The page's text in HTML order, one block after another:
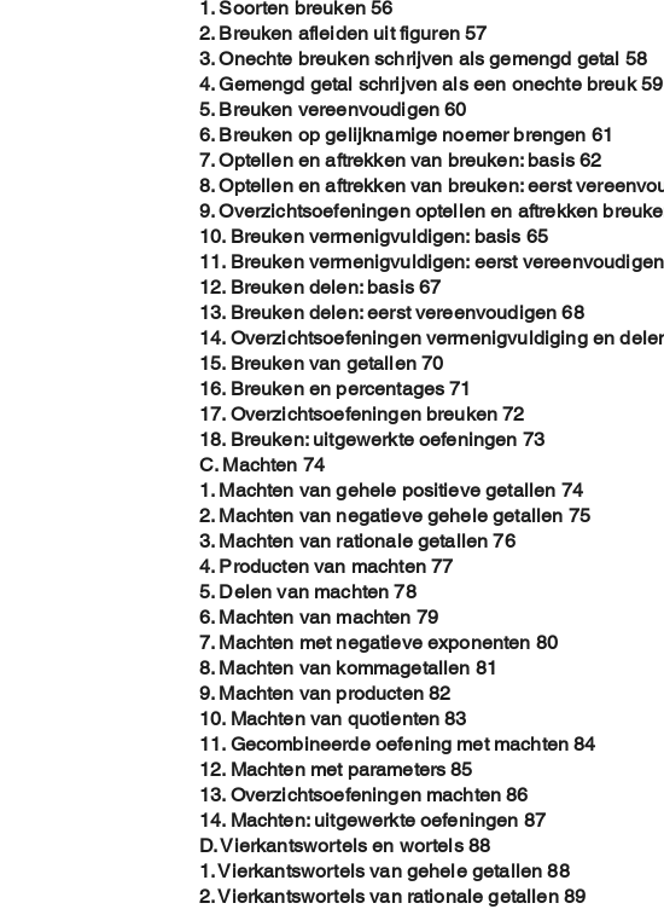
1. Soorten breuken 56
2. Breuken afleiden uit figuren 57
3. Onechte breuken schrijven als gemengd getal 58
4. Gemengd getal schrijven als een onechte breuk 59
5. Breuken vereenvoudigen 60
6. Breuken op gelijknamige noemer brengen 61
7. Optellen en aftrekken van breuken: basis 62
8. Optellen en aftrekken van breuken: eerst
9. Overzichtsoefeningen optellen en aftrekken
10. Breuken vermenigvuldigen: basis 65
11. Breuken vermenigvuldigen: eerst
12. Breuken delen: basis 67
13. Breuken delen: eerst vereenvoudigen 68
14. Overzichtsoefeningen vermenigvuldiging en
15. Breuken van getallen 70
16. Breuken en percentages 71
17. Overzichtsoefeningen breuken 72
18. Breuken: uitgewerkte oefeningen 73
C. Machten 74
1. Machten van gehele positieve getallen 74
2. Machten van negatieve gehele getallen 75
3. Machten van rationale getallen 76
4. Producten van machten 77
5. Delen van machten 78
6. Machten van machten 79
7. Machten met negatieve exponenten 80
8. Machten van kommagetallen 81
9. Machten van producten 82
10. Machten van quotienten 83
11. Gecombineerde oefening met machten 84
12. Machten met parameters 85
13. Overzichtsoefeningen machten 86
14. Machten: uitgewerkte oefeningen 87
D. Vierkantswortels en wortels 88
1. Vierkantswortels van gehele getallen 88
2. Vierkantswortels van rationale getallen 89